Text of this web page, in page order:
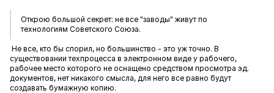
Открою большой секрет: не все "заводы" живут по
технологиям Советского Союза.
Не все, кто бы спорил, но большинство - это уж точно. В
существовании техпроцесса в электронном виде у рабочего,
рабочее место которого не оснащено средством просмотра эд.
документов, нет никакого смысла, для него все равно будут
создавать бумажную копию.